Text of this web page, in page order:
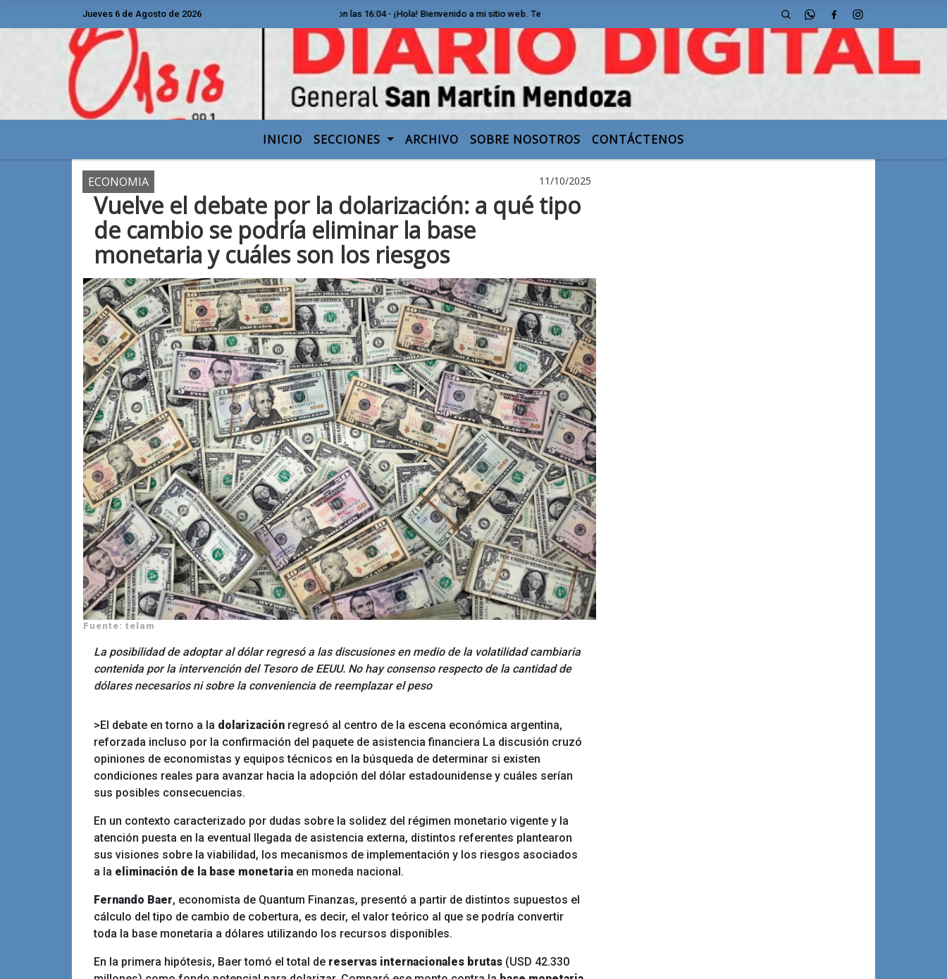
Jueves 6 de Agosto de 2026Hoy es Jueves 6 de Agosto de 2026 y son las 16:04 - ¡Hola! Bienvenido a mi sitio web. Te invito a recorrer las secciones.
INICIO SECCIONES ARCHIVO SOBRE NOSOTROS CONTÁCTENOS
ECONOMIA 11/10/2025
Vuelve el debate por la dolarización: a qué tipo
de cambio se podría eliminar la base
monetaria y cuáles son los riesgos
Fuente: telam
La posibilidad de adoptar al dólar regresó a las discusiones en medio de la volatilidad cambiaria
contenida por la intervención del Tesoro de EEUU. No hay consenso respecto de la cantidad de
dólares necesarios ni sobre la conveniencia de reemplazar el peso
>El debate en torno a la dolarización regresó al centro de la escena económica argentina,
reforzada incluso por la confirmación del paquete de asistencia financiera La discusión cruzó
opiniones de economistas y equipos técnicos en la búsqueda de determinar si existen
condiciones reales para avanzar hacia la adopción del dólar estadounidense y cuáles serían
sus posibles consecuencias.
En un contexto caracterizado por dudas sobre la solidez del régimen monetario vigente y la
atención puesta en la eventual llegada de asistencia externa, distintos referentes plantearon
sus visiones sobre la viabilidad, los mecanismos de implementación y los riesgos asociados
a la eliminación de la base monetaria en moneda nacional.
Fernando Baer, economista de Quantum Finanzas, presentó a partir de distintos supuestos el
cálculo del tipo de cambio de cobertura, es decir, el valor teórico al que se podría convertir
toda la base monetaria a dólares utilizando los recursos disponibles.
En la primera hipótesis, Baer tomó el total de reservas internacionales brutas (USD 42.330